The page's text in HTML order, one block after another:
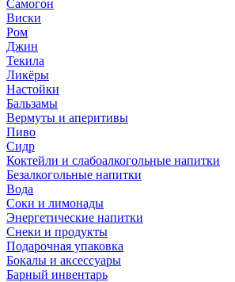
Самогон
Виски
Ром
Джин
Текила
Ликёры
Настойки
Бальзамы
Вермуты и аперитивы
Пиво
Сидр
Коктейли и слабоалкогольные напитки
Безалкогольные напитки
Вода
Соки и лимонады
Энергетические напитки
Снеки и продукты
Подарочная упаковка
Бокалы и аксессуары
Барный инвентарь